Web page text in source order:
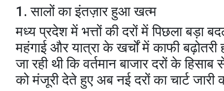
​1. सालों का इंतज़ार हुआ खत्म
​मध्य प्रदेश में भत्तों की दरों में पिछला
महंगाई और यात्रा के खर्चों में काफी बढ़ोतरी
जा रही थी कि वर्तमान बाजार दरों के
को मंजूरी देते हुए अब नई दरों का चार्ट जारी